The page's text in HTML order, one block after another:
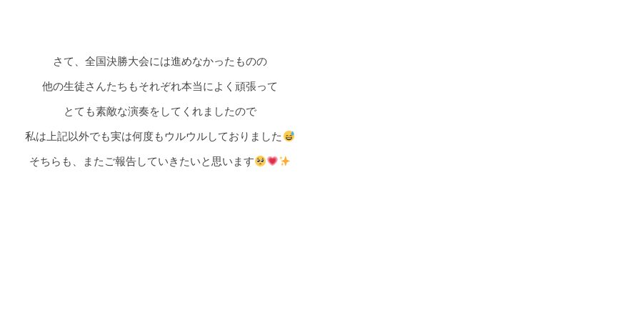
さて、全国決勝大会には進めなかったものの
他の生徒さんたちもそれぞれ本当によく頑張って
とても素敵な演奏をしてくれましたので
私は上記以外でも実は何度もウルウルしておりました
そちらも、またご報告していきたいと思います